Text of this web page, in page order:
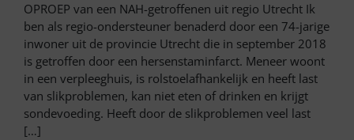
OPROEP van een NAH-getroffenen uit regio Utrecht Ik
ben als regio-ondersteuner benaderd door een 74-jarige
inwoner uit de provincie Utrecht die in september 2018
is getroffen door een hersenstaminfarct. Meneer woont
in een verpleeghuis, is rolstoelafhankelijk en heeft last
van slikproblemen, kan niet eten of drinken en krijgt
sondevoeding. Heeft door de slikproblemen veel last
[…]